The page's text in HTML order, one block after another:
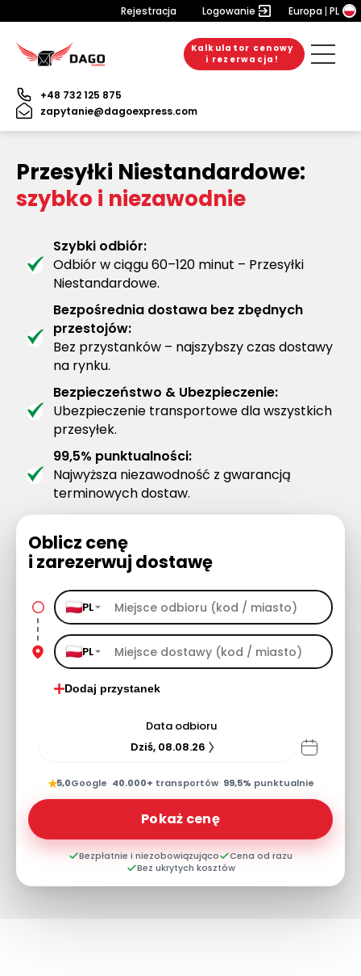
Rejestracja Logowanie Europa PL
Kalkulator cenowy
i rezerwacja!
+48 732 125 875
zapytanie@dagoexpress.com
Przesyłki Niestandardowe:
szybko i niezawodnie
Szybki odbiór:
Odbiór w ciągu 60–120 minut – Przesyłki
Niestandardowe.
Bezpośrednia dostawa bez zbędnych
przestojów:
Bez przystanków – najszybszy czas dostawy
na rynku.
Bezpieczeństwo & Ubezpieczenie:
Ubezpieczenie transportowe dla wszystkich
przesyłek.
99,5% punktualności:
Najwyższa niezawodność z gwarancją
terminowych dostaw.
Oblicz cenę
i zarezerwuj dostawę
PL
PL
Dodaj przystanek
Data odbioru
Dziś, 08.08.26
★5,0Google· 40.000+ transportów· 99,5% punktualnie
Pokaż cenę
Bezpłatnie i niezobowiązująco
Cena od razu
Bez ukrytych kosztów